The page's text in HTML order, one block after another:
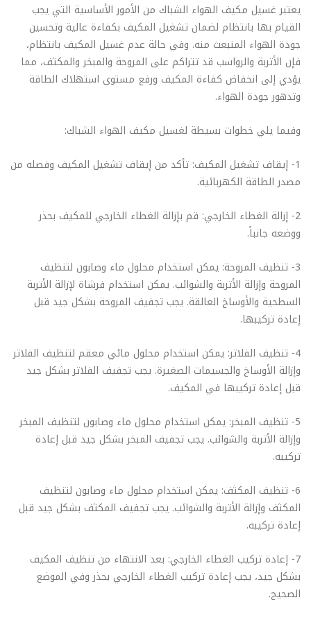
يعتبر غسيل مكيف الهواء الشباك من الأمور الأساسية التي يجب
القيام بها بانتظام لضمان تشغيل المكيف بكفاءة عالية وتحسين
جودة الهواء المنبعث منه. وفي حالة عدم غسيل المكيف بانتظام،
فإن الأتربة والرواسب قد تتراكم على المروحة والمبخر والمكثف، مما
يؤدي إلى انخفاض كفاءة المكيف ورفع مستوى استهلاك الطاقة
وتدهور جودة الهواء.
وفيما يلي خطوات بسيطة لغسيل مكيف الهواء الشباك:
1- إيقاف تشغيل المكيف: تأكد من إيقاف تشغيل المكيف وفصله من
مصدر الطاقة الكهربائية.
2- إزالة الغطاء الخارجي: قم بإزالة الغطاء الخارجي للمكيف بحذر
ووضعه جانباً.
3- تنظيف المروحة: يمكن استخدام محلول ماء وصابون لتنظيف
المروحة وإزالة الأتربة والشوائب. يمكن استخدام فرشاة لإزالة الأتربة
السطحية والأوساخ العالقة. يجب تجفيف المروحة بشكل جيد قبل
إعادة تركيبها.
4- تنظيف الفلاتر: يمكن استخدام محلول مائي معقم لتنظيف الفلاتر
وإزالة الأوساخ والجسيمات الصغيرة. يجب تجفيف الفلاتر بشكل جيد
قبل إعادة تركيبها في المكيف.
5- تنظيف المبخر: يمكن استخدام محلول ماء وصابون لتنظيف المبخر
وإزالة الأتربة والشوائب. يجب تجفيف المبخر بشكل جيد قبل إعادة
تركيبه.
6- تنظيف المكثف: يمكن استخدام محلول ماء وصابون لتنظيف
المكثف وإزالة الأتربة والشوائب. يجب تجفيف المكثف بشكل جيد قبل
إعادة تركيبه.
7- إعادة تركيب الغطاء الخارجي: بعد الانتهاء من تنظيف المكيف
بشكل جيد، يجب إعادة تركيب الغطاء الخارجي بحذر وفي الموضع
الصحيح.